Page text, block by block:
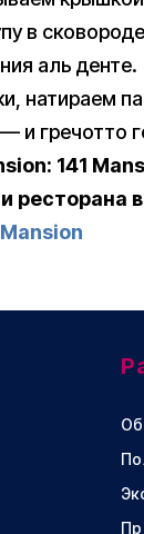
в
аль денте.
натираем
и гречотто
141
ресторана